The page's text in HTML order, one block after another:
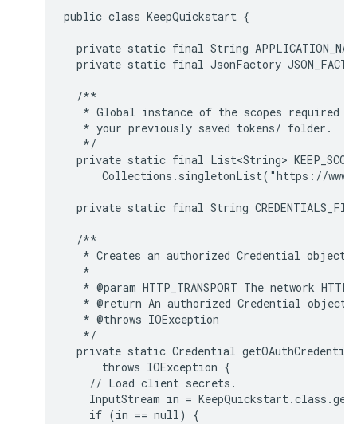
public class KeepQuickstart {
private static final String
private static final JsonFactory
  /**
* Global instance of the scopes required
   * your previously saved tokens/ folder.
   */
private static final List<String>
Collections.singletonList("https://
private static final String
  /**
   * Creates an authorized Credential object.
   *
* @param HTTP_TRANSPORT The network HTTP
   * @return An authorized Credential object.
   * @throws IOException
   */
private static Credential
      throws IOException {
    // Load client secrets.
InputStream in =
    if (in == null) {